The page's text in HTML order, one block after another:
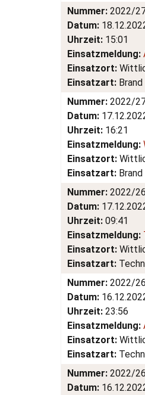
Nummer: 2022/
Datum:
Uhrzeit: 15:01
Einsatzmeldung:
Einsatzort:
Einsatzart: Brand
Nummer: 2022/
Datum:
Uhrzeit: 16:21
Einsatzmeldung:
Einsatzort:
Einsatzart: Brand
Nummer: 2022/
Datum:
Uhrzeit: 09:41
Einsatzmeldung:
Einsatzort:
Einsatzart:
Nummer: 2022/
Datum:
Uhrzeit: 23:56
Einsatzmeldung:
Einsatzort:
Einsatzart:
Nummer: 2022/
Datum: